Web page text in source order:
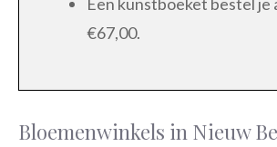
€67,00.
Bloemenwinkels in Nieuw